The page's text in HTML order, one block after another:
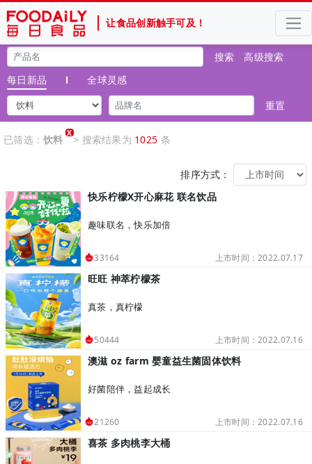
让食品创新触手可及！
搜索
高级搜索
每日新品
全球灵感
重置
已筛选：饮料
X
> 搜索结果为 1025 条
排序方式：
快乐柠檬X开心麻花 联名饮品
趣味联名，快乐加倍
33164 上市时间：2022.07.17
旺旺 神萃柠檬茶
真茶，真柠檬
50444 上市时间：2022.07.16
澳滋 oz farm 婴童益生菌固体饮料
好菌陪伴，益起成长
21260 上市时间：2022.07.16
喜茶 多肉桃李大桶